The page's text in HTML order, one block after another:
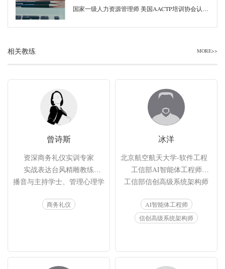
庸置疑，针对当下时代的特点，企业对外要
效管理：
国家一级人力资源管理师 美国AACTP培训协会认证培训师 WIAC（国际行动教练协会）认证讲师 WIAC（国际行动教练协会）认证教练 曾任：苏宁电器（中国500强）｜人力资源部长（华南大区） 曾任：广东碧桂园集团（世界500强）｜人力资源经理 曾任：深圳宝鹰建设集团（上市公司）｜人力资源总监 曾任：哥弟时尚集团丨人力资源总监
相关教练 MORE>>
曾诗斯
资深商务礼仪实训专家
实战表达台风精雕教练
播音与主持学士、管理心理学硕士
六秒钟情商国际认证讲师测评师
《商礼塑品牌©情境商务礼仪沙盘》课程研发者
商务礼仪
冰洋
北京航空航天大学-软件工程（大
工信部AI智能体工程师
工信部信创高级系统架构师
微软Azure云专家认证
腾讯TCA和TCP认证
AI智能体工程师
信创高级系统架构师